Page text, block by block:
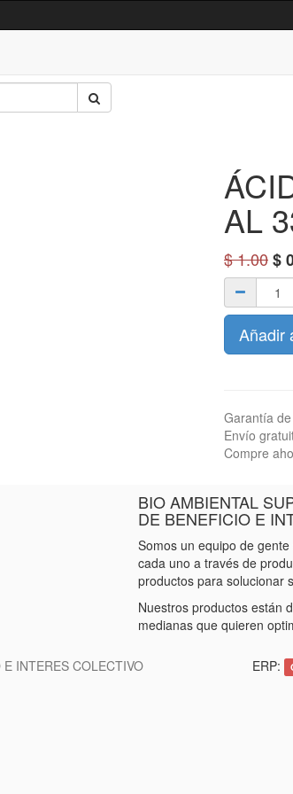
AL
$1.00$
Añadir
Garantía
Envío
Compre
BIO AMBIENTAL
DE BENEFICIO E
Somos un equipo de
cada uno a través de
productos para solucionar
Nuestros productos están
medianas que quieren
ERP:
INTERES COLECTIVO